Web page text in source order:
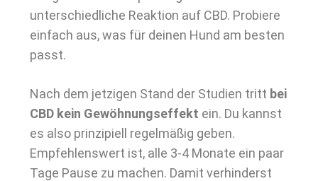
unterschiedliche Reaktion auf CBD. Probiere
einfach aus, was für deinen Hund am besten
passt.
Nach dem jetzigen Stand der Studien tritt bei
CBD kein Gewöhnungseffekt ein. Du kannst
es also prinzipiell regelmäßig geben.
Empfehlenswert ist, alle 3-4 Monate ein paar
Tage Pause zu machen. Damit verhinderst